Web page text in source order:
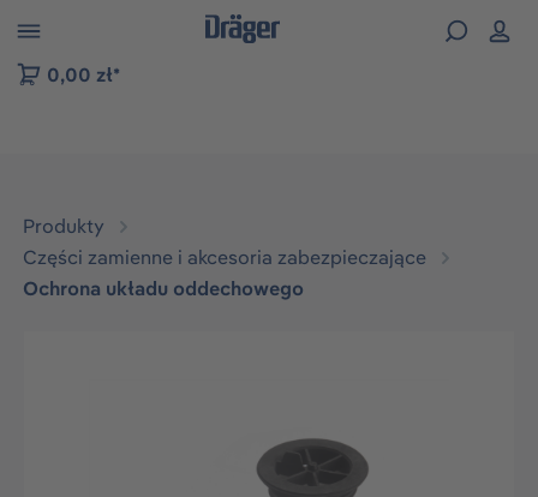
do nawigacji na platformie B2B
0,00 zł*
Produkty
Części zamienne i akcesoria zabezpieczające
Ochrona układu oddechowego